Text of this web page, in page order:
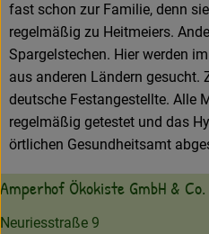
fast schon zur Familie, denn
regelmäßig zu Heitmeiers.
Spargelstechen. Hier werden
aus anderen Ländern gesucht.
deutsche Festangestellte. Alle
regelmäßig getestet und das
örtlichen Gesundheitsamt
Amperhof Ökokiste GmbH & Co.
Neuriesstraße 9